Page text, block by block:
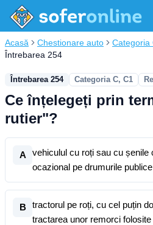
Acasă Chestionare auto Categoria
Întrebarea 254
Întrebarea 254 Categoria C, C1
Ce înțelegeți prin
rutier"?
A
vehiculul cu roți sau cu
ocazional pe drumurile publice
B
tractorul pe roți, cu cel puțin
tractarea unor remorci